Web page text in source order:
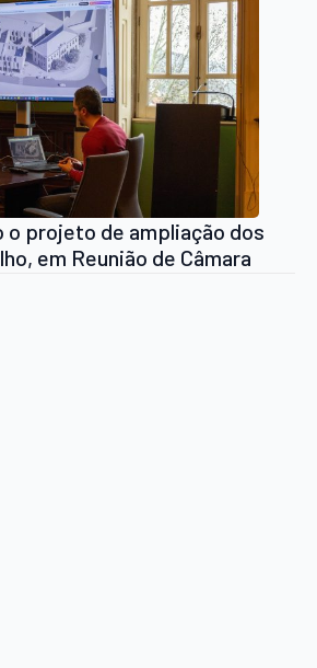
o projeto de ampliação dos
em Reunião de Câmara